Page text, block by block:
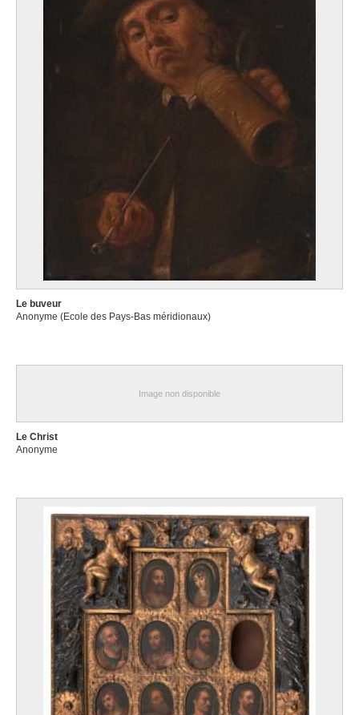
Le buveur
Anonyme (Ecole des Pays-Bas méridionaux)
Image non disponible
Le Christ
Anonyme